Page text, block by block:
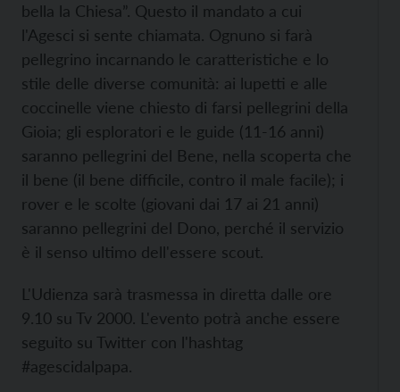
bella la Chiesa”. Questo il mandato a cui
l'Agesci si sente chiamata. Ognuno si farà
pellegrino incarnando le caratteristiche e lo
stile delle diverse comunità: ai lupetti e alle
coccinelle viene chiesto di farsi pellegrini della
Gioia; gli esploratori e le guide (11-16 anni)
saranno pellegrini del Bene, nella scoperta che
il bene (il bene difficile, contro il male facile); i
rover e le scolte (giovani dai 17 ai 21 anni)
saranno pellegrini del Dono, perché il servizio
è il senso ultimo dell'essere scout.
L'Udienza sarà trasmessa in diretta dalle ore
9.10 su Tv 2000. L'evento potrà anche essere
seguito su Twitter con l'hashtag
#agescidalpapa.